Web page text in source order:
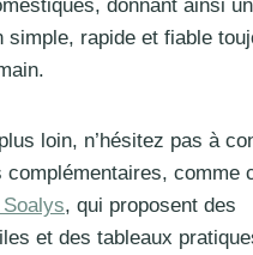
donnant ainsi un
simple, rapide et fiable
loin, n’hésitez pas à
complémentaires, comme
, qui proposent des
et des tableaux